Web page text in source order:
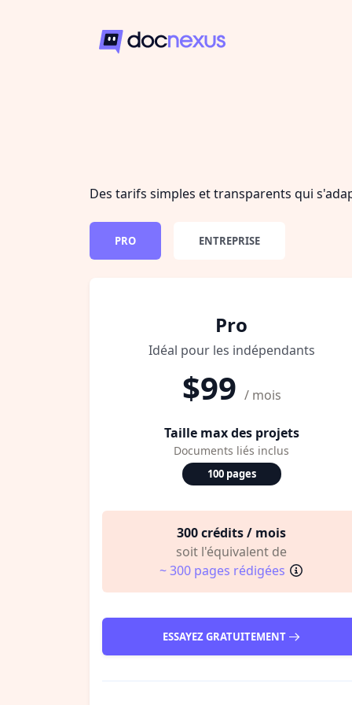
Des tarifs simples et transparents qui
PRO ENTREPRISE
Pro
Idéal pour les indépendants
$99 / mois
Taille max des projets
Documents liés inclus
100 pages
300 crédits / mois
soit l'équivalent de
~ 300 pages rédigées
ESSAYEZ GRATUITEMENT